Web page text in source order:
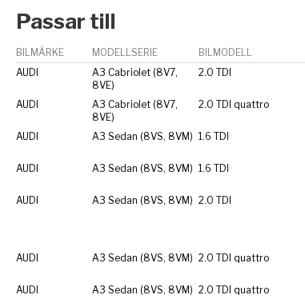
Passar till
BILMÄRKE MODELLSERIE BILMODELL
AUDI
A3 Cabriolet (8V7,
8VE)
2.0 TDI
AUDI
A3 Cabriolet (8V7,
8VE)
2.0 TDI quattro
AUDI
A3 Sedan (8VS, 8VM) 1.6 TDI
AUDI
A3 Sedan (8VS, 8VM) 1.6 TDI
AUDI
A3 Sedan (8VS, 8VM) 2.0 TDI
AUDI A3 Sedan (8VS, 8VM) 2.0 TDI quattro
AUDI
A3 Sedan (8VS, 8VM) 2.0 TDI quattro